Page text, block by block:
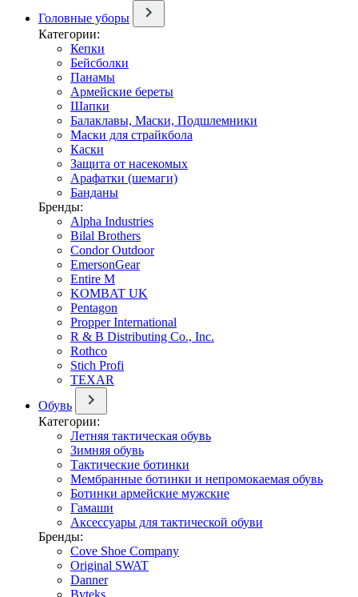
Головные уборы
Категории:
Кепки
Бейсболки
Панамы
Армейские береты
Шапки
Балаклавы, Маски, Подшлемники
Маски для страйкбола
Каски
Защита от насекомых
Арафатки (шемаги)
Банданы
Бренды:
Alpha Industries
Bilal Brothers
Condor Outdoor
EmersonGear
Entire M
KOMBAT UK
Pentagon
Propper International
R & B Distributing Co., Inc.
Rothco
Stich Profi
TEXAR
Обувь
Категории:
Летняя тактическая обувь
Зимняя обувь
Тактические ботинки
Мембранные ботинки и непромокаемая обувь
Ботинки армейские мужские
Гамаши
Аксессуары для тактической обуви
Бренды:
Cove Shoe Company
Original SWAT
Danner
Byteks